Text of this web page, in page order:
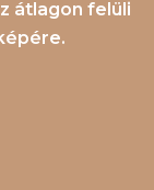
átlagon felüli